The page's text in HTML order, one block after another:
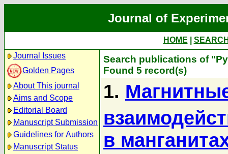
Journal of
HOME
Journal Issues
Golden Pages
About This journal
Aims and Scope
Editorial Board
Manuscript Submission
Guidelines for Authors
Manuscript Status
Search publications of
Found 5 record(s)
1.
в